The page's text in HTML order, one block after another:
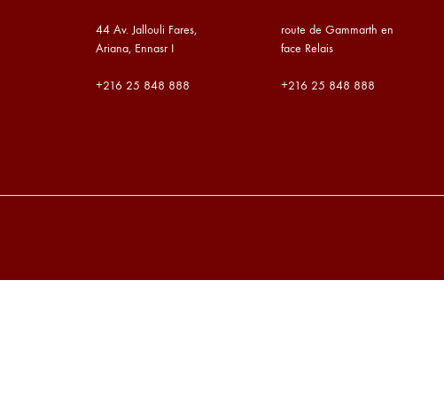
44 Av. Jallouli Fares,
Ariana, Ennasr I
+216 25 848 888
route de Gammarth en
face Relais
+216 25 848 888